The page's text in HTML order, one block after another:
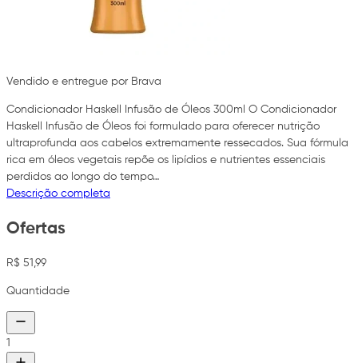
Vendido e entregue por Brava
Condicionador Haskell Infusão de Óleos 300ml O Condicionador
Haskell Infusão de Óleos foi formulado para oferecer nutrição
ultraprofunda aos cabelos extremamente ressecados. Sua fórmula
rica em óleos vegetais repõe os lipídios e nutrientes essenciais
perdidos ao longo do tempo…
Descrição completa
Ofertas
R$ 51,99
Quantidade
1